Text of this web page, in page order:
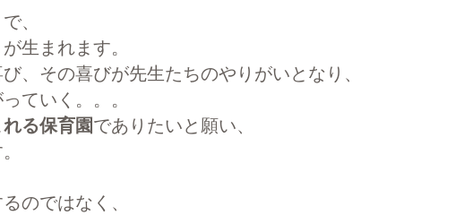
、
生まれます。
、その喜びが先生たちのやりがいとなり、
ていく。。。
る保育園でありたいと願い、
のではなく、